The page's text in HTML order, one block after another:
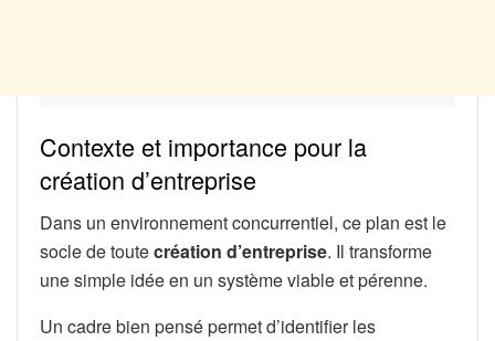
Contexte et importance pour la
création d’entreprise
Dans un environnement concurrentiel, ce plan est le
socle de toutecréation d’entreprise. Il transforme
une simple idée en un système viable et pérenne.
Un cadre bien pensé permet d’identifier les